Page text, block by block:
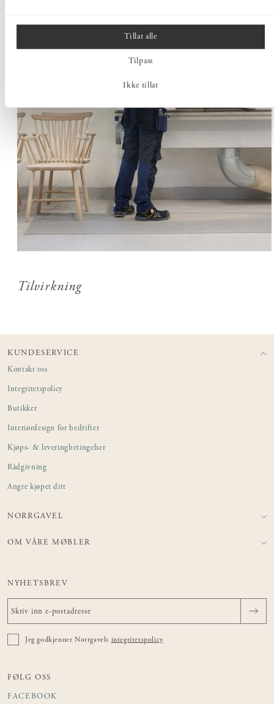
Tillat alle
Tilpass
Ikke tillat
Tilvirkning
KUNDESERVICE
Kontakt oss
Integritetspolicy
Butikker
Interiørdesign for bedrifter
Kjøps- & leveringbetingelser
Rådgivning
Angre kjøpet ditt
NORRGAVEL
OM VÅRE MØBLER
NYHETSBREV
Jeg godkjenner Norrgavels integritetspolicy
FØLG OSS
FACEBOOK